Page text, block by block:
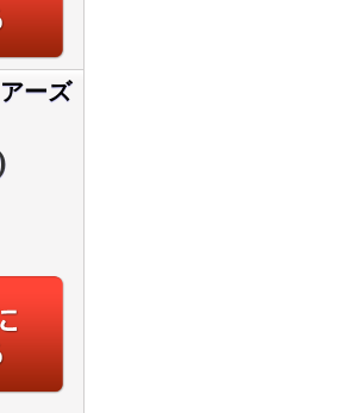
ーズ